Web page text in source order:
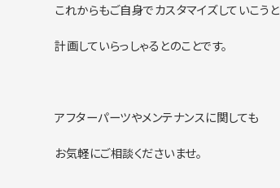
これからもご自身でカスタマイズしていこうと
計画していらっしゃるとのことです。
アフターパーツやメンテナンスに関しても
お気軽にご相談くださいませ。